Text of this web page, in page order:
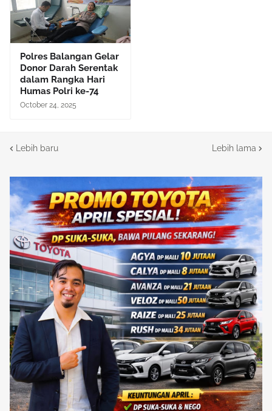
Polres Balangan Gelar
Donor Darah Serentak
dalam Rangka Hari
Humas Polri ke-74
October 24, 2025
Lebih baru Lebih lama